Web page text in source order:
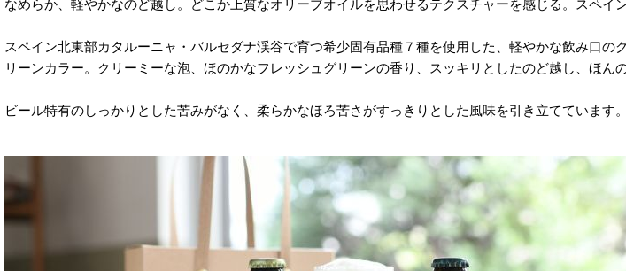
なめらか、軽やかなのど越し。どこか上質なオリーブオイルを思わせるテクスチャーを感じる。スペイ
スペイン北東部カタルーニャ・バルセダナ渓谷で育つ希少固有品種７種を使用した、軽やかな飲み口
リーンカラー。クリーミーな泡、ほのかなフレッシュグリーンの香り、スッキリとしたのど越し、ほん
ビール特有のしっかりとした苦みがなく、柔らかなほろ苦さがすっきりとした風味を引き立てています